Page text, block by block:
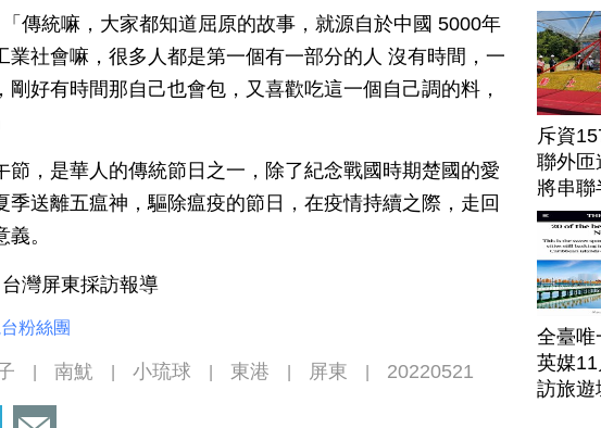
傳統嘛，大家都知道屈原的故事，就源自於中國 5000年
業社會嘛，很多人都是第一個有一部分的人 沒有時間，一
好有時間那自己也會包，又喜歡吃這一個自己調的料，
節，是華人的傳統節日之一，除了紀念戰國時期楚國的愛
季送離五瘟神，驅除瘟疫的節日，在疫情持續之際，走回
。
灣屏東採訪報導
粉絲團
南魷 小琉球 東港 屏東 20220521
斥資
聯外匝
將串聯
帶
全臺唯
英媒
訪旅遊